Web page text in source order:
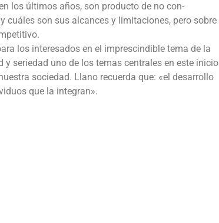
los últimos años, son producto de no con-
cuáles son sus alcances y limitaciones, pero sobre
los interesados en el imprescindible tema de la
seriedad uno de los temas centrales en este inicio
sociedad. Llano recuerda que: «el desarrollo
que la integran».